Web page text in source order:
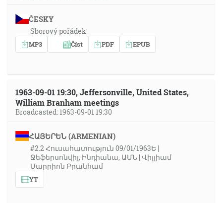
ČESKY
Sborový pořádek
MP3 Číst PDF EPUB
1963-09-01 19:30, Jeffersonville, United States,
William Branham meetings
Broadcasted: 1963-09-01 19:30
ՀԱՅԵՐԵՆ (ARMENIAN)
#2.2 Հուսահատություն 09/01/1963Ե |
Ջեֆերսոնվիլ, Ինդիանա, ԱՄՆ | Վիլլիամ
Մարրիոն Բրանհամ
YT